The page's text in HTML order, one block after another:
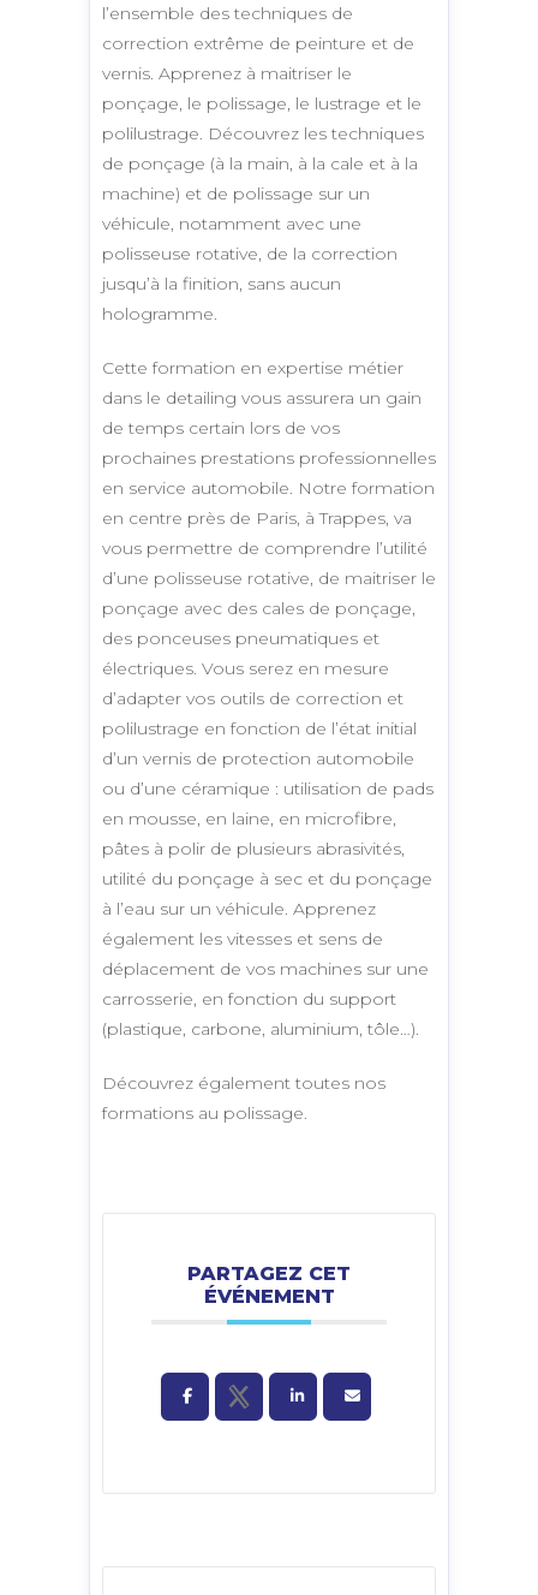
l’ensemble des techniques de
correction extrême de peinture et de
vernis. Apprenez à maitriser le
ponçage, le polissage, le lustrage et le
polilustrage. Découvrez les techniques
de ponçage (à la main, à la cale et à la
machine) et de polissage sur un
véhicule, notamment avec une
polisseuse rotative, de la correction
jusqu’à la finition, sans aucun
hologramme.
Cette formation en expertise métier
dans le detailing vous assurera un gain
de temps certain lors de vos
prochaines prestations professionnelles
en service automobile. Notre formation
en centre près de Paris, à Trappes, va
vous permettre de comprendre l’utilité
d’une polisseuse rotative, de maitriser le
ponçage avec des cales de ponçage,
des ponceuses pneumatiques et
électriques. Vous serez en mesure
d’adapter vos outils de correction et
polilustrage en fonction de l’état initial
d’un vernis de protection automobile
ou d’une céramique : utilisation de pads
en mousse, en laine, en microfibre,
pâtes à polir de plusieurs abrasivités,
utilité du ponçage à sec et du ponçage
à l’eau sur un véhicule. Apprenez
également les vitesses et sens de
déplacement de vos machines sur une
carrosserie, en fonction du support
(plastique, carbone, aluminium, tôle…).
Découvrez également toutes nos
formations au polissage.
PARTAGEZ CET
ÉVÉNEMENT